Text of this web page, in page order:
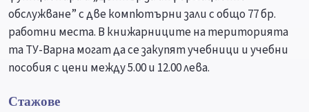
обслужване” с две компютърни зали с общо 77 бр.
работни места. В книжарниците на територията
та ТУ-Варна могат да се закупят учебници и учебни
пособия с цени между 5.00 и 12.00 лева.
Стажове